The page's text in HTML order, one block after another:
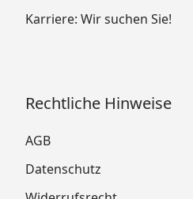
Karriere: Wir suchen Sie!
Rechtliche Hinweise
AGB
Datenschutz